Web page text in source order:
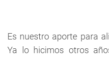
Es nuestro aporte para
Ya lo hicimos otros